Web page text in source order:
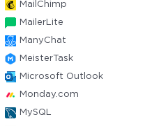
MailChimp
MailerLite
ManyChat
MeisterTask
Microsoft Outlook
Monday.com
MySQL